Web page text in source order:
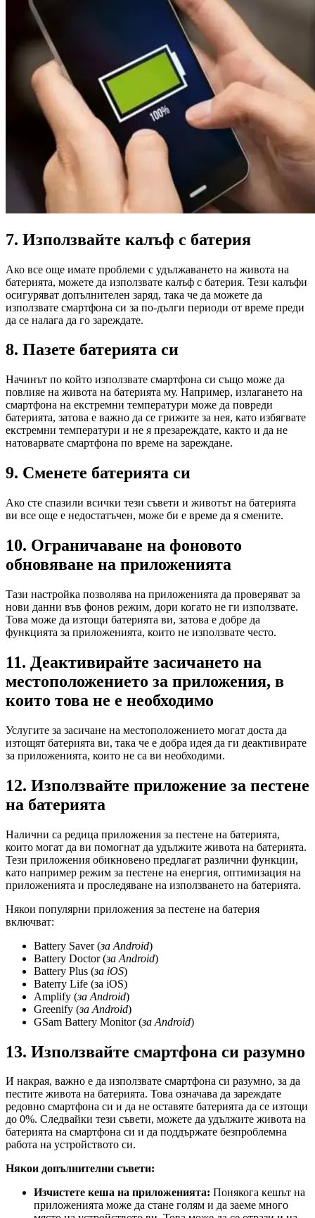
7. Използвайте калъф с батерия
Ако все още имате проблеми с удължаването на живота на
батерията, можете да използвате калъф с батерия. Тези калъфи
осигуряват допълнителен заряд, така че да можете да
използвате смартфона си за по-дълги периоди от време преди
да се налага да го зареждате.
8. Пазете батерията си
Начинът по който използвате смартфона си също може да
повлияе на живота на батерията му. Например, излагането на
смартфона на екстремни температури може да повреди
батерията, затова е важно да се грижите за нея, като избягвате
екстремни температури и не я презареждате, както и да не
натоварвате смартфона по време на зареждане.
9. Сменете батерията си
Ако сте спазили всички тези съвети и животът на батерията
ви все още е недостатъчен, може би е време да я смените.
10. Ограничаване на фоновото
обновяване на приложенията
Тази настройка позволява на приложенията да проверяват за
нови данни във фонов режим, дори когато не ги използвате.
Това може да изтощи батерията ви, затова е добре да
функцията за приложенията, които не използвате често.
11. Деактивирайте засичането на
местоположението за приложения, в
които това не е необходимо
Услугите за засичане на местоположението могат доста да
изтощят батерията ви, така че е добра идея да ги деактивирате
за приложенията, които не са ви необходими.
12. Използвайте приложение за пестене
на батерията
Налични са редица приложения за пестене на батерията,
които могат да ви помогнат да удължите живота на батерията.
Тези приложения обикновено предлагат различни функции,
като например режим за пестене на енергия, оптимизация на
приложенията и проследяване на използването на батерията.
Някои популярни приложения за пестене на батерия
включват:
Battery Saver (за Android)
Battery Doctor (за Android)
Battery Plus (за iOS)
Baterry Life (за iOS)
Amplify (за Android)
Greenify (за Android)
GSam Battery Monitor (за Android)
13. Използвайте смартфона си разумно
И накрая, важно е да използвате смартфона си разумно, за да
пестите живота на батерията. Това означава да зареждате
редовно смартфона си и да не оставяте батерията да се изтощи
до 0%. Следвайки тези съвети, можете да удължите живота на
батерията на смартфона си и да поддържате безпроблемна
работа на устройството си.
Някои допълнителни съвети:
Изчистете кеша на приложенията: Понякога кешът на
приложенията може да стане голям и да заеме много